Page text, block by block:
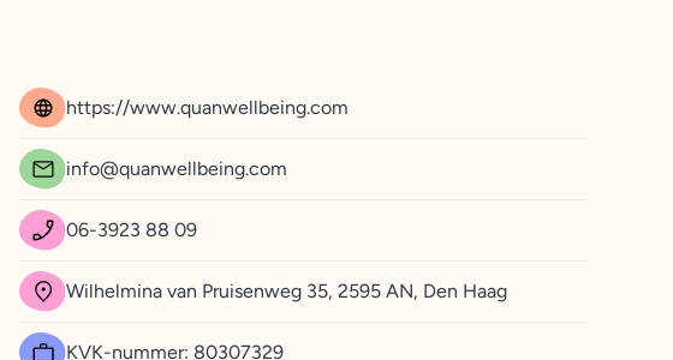
https://www.quanwellbeing.com
info@quanwellbeing.com
06-3923 88 09
Wilhelmina van Pruisenweg 35, 2595 AN, Den Haag
KVK-nummer: 80307329